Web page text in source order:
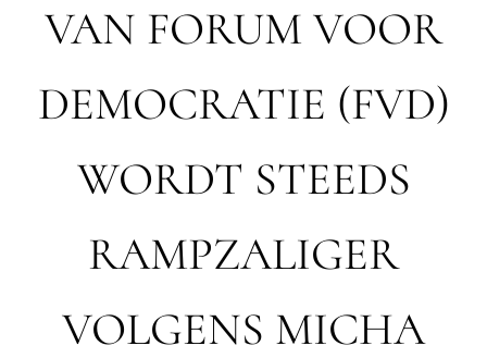
VAN FORUM VOOR
DEMOCRATIE (FVD)
WORDT STEEDS
RAMPZALIGER
VOLGENS MICHA